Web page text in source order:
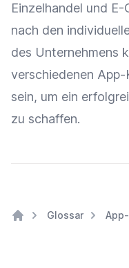
Einzelhandel und E-
nach den
des Unternehmens
verschiedenen
sein, um ein
zu schaffen.
Glossar